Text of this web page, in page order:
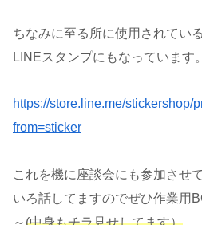
ちなみに至る所に使用されてい
LINEスタンプにもなっています
https://store.line.me/stickershop/
from=sticker
これを機に座談会にも参加させ
いろ話してますのでぜひ作業用